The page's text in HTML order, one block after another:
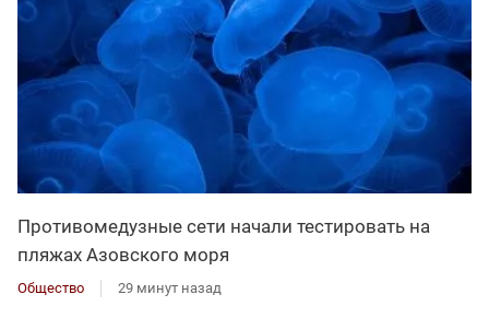
Противомедузные сети начали тестировать на
пляжах Азовского моря
Общество 29 минут назад